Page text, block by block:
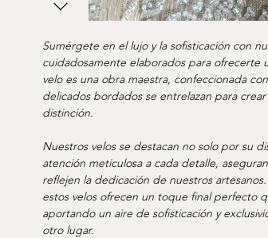
Sumérgete en el lujo y la sofisticación con
cuidadosamente elaborados para ofrecerte
velo es una obra maestra, confeccionada
delicados bordados se entrelazan para
distinción.
Nuestros velos se destacan no solo por su
atención meticulosa a cada detalle,
reflejen la dedicación de nuestros
estos velos ofrecen un toque final perfecto
aportando un aire de sofisticación y
otro lugar.